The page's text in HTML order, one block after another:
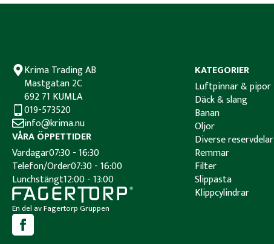
Krima Trading AB
Mastgatan 2C
692 71 KUMLA
019-573520
info@krima.nu
VÅRA ÖPPETTIDER
Vardagar07:30 - 16:30
Telefon/Order07:30 - 16:00
Lunchstängt12:00 - 13:00
En del av Fagertorp Gruppen
KATEGORIER
Luftpinnar & pipor
Däck & slang
Banan
Oljor
Diverse reservdelar
Remmar
Filter
Slippasta
Klippcylindrar